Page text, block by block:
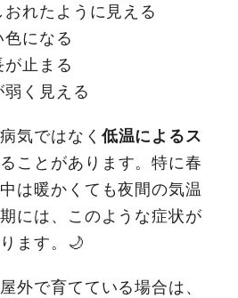
れたように見える
になる
止まる
く見える
気ではなく 低温によるス
ことがあります。特に春
は暖かくても夜間の気温
には、このような症状が
ます。🌙
外で育てている場合は、